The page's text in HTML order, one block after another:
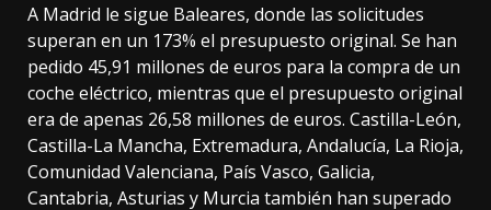
A Madrid le sigue Baleares, donde las solicitudes
superan en un 173% el presupuesto original. Se han
pedido 45,91 millones de euros para la compra de un
coche eléctrico, mientras que el presupuesto original
era de apenas 26,58 millones de euros. Castilla-León,
Castilla-La Mancha, Extremadura, Andalucía, La Rioja,
Comunidad Valenciana, País Vasco, Galicia,
Cantabria, Asturias y Murcia también han superado